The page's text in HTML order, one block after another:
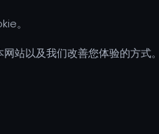
。
站以及我们改善您体验的方式